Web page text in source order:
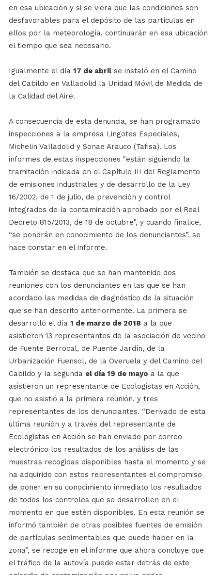
en esa ubicación y si se viera que las condiciones son
desfavorables para el depósito de las partículas en
ellos por la meteorología, continuarán en esa ubicación
el tiempo que sea necesario.
Igualmente el día 17 de abrilse instaló en el Camino
del Cabildo en Valladolid la Unidad Móvil de Medida de
la Calidad del Aire.
A consecuencia de esta denuncia, se han programado
inspecciones a la empresa Lingotes Especiales,
Michelin Valladolid y Sonae Arauco (Tafisa). Los
informes de estas inspecciones "están siguiendo la
tramitación indicada en el Capítulo III del Reglamento
de emisiones industriales y de desarrollo de la Ley
16/2002, de 1 de julio, de prevención y control
integrados de la contaminación aprobado por el Real
Decreto 815/2013, de 18 de octubre", y cuando finalice,
“se pondrán en conocimiento de los denunciantes”, se
hace constar en el informe.
También se destaca que se han mantenido dos
reuniones con los denunciantes en las que se han
acordado las medidas de diagnóstico de la situación
que se han descrito anteriormente. La primera se
desarrolló el día 1 de marzo de 2018 a la que
asistieron 13 representantes de la asociación de vecino
de Fuente Berrocal, de Puente Jardín, de la
Urbanización Fuensol, de la Overuela y del Camino del
Cabildo y la segunda el día 19 de mayo a la que
asistieron un representante de Ecologistas en Acción,
que no asistió a la primera reunión, y tres
representantes de los denunciantes. “Derivado de esta
última reunión y a través del representante de
Ecologistas en Acción se han enviado por correo
electrónico los resultados de los análisis de las
muestras recogidas disponibles hasta el momento y se
ha adquirido con estos representantes el compromiso
de poner en su conocimiento inmediato los resultados
de todos los controles que se desarrollen en el
momento en que estén disponibles. En esta reunión se
informó también de otras posibles fuentes de emisión
de partículas sedimentables que puede haber en la
zona”, se recoge en el informe que ahora concluye que
el tráfico de la autovía puede estar detrás de este